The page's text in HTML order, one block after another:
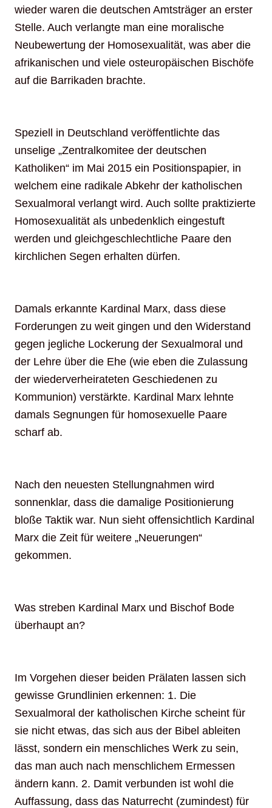
wieder waren die deutschen Amtsträger an erster
Stelle. Auch verlangte man eine moralische
Neubewertung der Homosexualität, was aber die
afrikanischen und viele osteuropäischen Bischöfe
auf die Barrikaden brachte.
Speziell in Deutschland veröffentlichte das
unselige „Zentralkomitee der deutschen
Katholiken“ im Mai 2015 ein Positionspapier, in
welchem eine radikale Abkehr der katholischen
Sexualmoral verlangt wird. Auch sollte praktizierte
Homosexualität als unbedenklich eingestuft
werden und gleichgeschlechtliche Paare den
kirchlichen Segen erhalten dürfen.
Damals erkannte Kardinal Marx, dass diese
Forderungen zu weit gingen und den Widerstand
gegen jegliche Lockerung der Sexualmoral und
der Lehre über die Ehe (wie eben die Zulassung
der wiederverheirateten Geschiedenen zu
Kommunion) verstärkte. Kardinal Marx lehnte
damals Segnungen für homosexuelle Paare
scharf ab.
Nach den neuesten Stellungnahmen wird
sonnenklar, dass die damalige Positionierung
bloße Taktik war. Nun sieht offensichtlich Kardinal
Marx die Zeit für weitere „Neuerungen“
gekommen.
Was streben Kardinal Marx und Bischof Bode
überhaupt an?
Im Vorgehen dieser beiden Prälaten lassen sich
gewisse Grundlinien erkennen: 1. Die
Sexualmoral der katholischen Kirche scheint für
sie nicht etwas, das sich aus der Bibel ableiten
lässt, sondern ein menschliches Werk zu sein,
das man auch nach menschlichem Ermessen
ändern kann. 2. Damit verbunden ist wohl die
Auffassung, dass das Naturrecht (zumindest) für